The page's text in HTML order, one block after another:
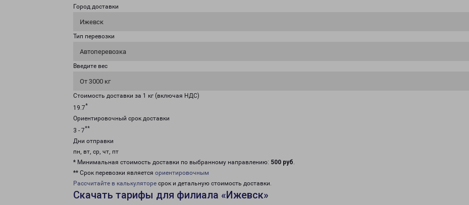
Город доставки
Ижевск
Тип перевозки
Автоперевозка
Введите вес
От 3000 кг
Стоимость доставки за 1 кг (включая НДС)
19.7*
Ориентировочный срок доставки
3 - 7**
Дни отправки
пн, вт, ср, чт, пт
* Минимальная стоимость доставки по выбранному направлению: 500 руб.
** Срок перевозки является ориентировочным
Рассчитайте в калькуляторе срок и детальную стоимость доставки.
Скачать тарифы для филиала «Ижевск»